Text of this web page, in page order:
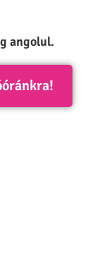
angolul.